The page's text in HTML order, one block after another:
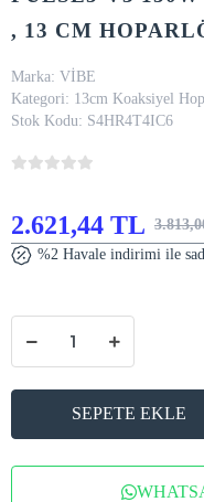
, 13 CM
Marka: VİBE
Kategori: 13cm Koaksiyel
Stok Kodu: S4HR4T4IC6
2.621,44 TL
%2 Havale indirimi ile
SEPETE EKLE